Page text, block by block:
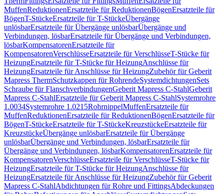
MuffenReduktionenErsatzteile für ReduktionenBögenErsatzteile für
BögenT-StückeErsatzteile für T-StückeÜbergänge
unlösbarErsatzteile für Übergänge unlösbarÜbergänge und
Verbindungen, lösbarErsatzteile für Übergänge und Verbindungen,
lösbarKompensatorenErsatzteile für
KompensatorenVerschlüsseErsatzteile für VerschlüsseT-Stücke für
HeizungErsatzteile für T-Stücke für HeizungAnschlüsse für
HeizungErsatzteile für Anschlüsse für HeizungZubehör für Geberit
Mapress ThermSchutzkappen für RohrendeSystemdichtungenSets
Schraube für FlanschverbindungenGeberit Mapress C-StahlGeberit
Mapress C-StahlErsatzteile für Geberit Mapress C-StahlSystemrohre
1.0034Systemrohre 1.0215RohrnippelMuffenErsatzteile für
MuffenReduktionenErsatzteile für ReduktionenBögenErsatzteile für
BögenT-StückeErsatzteile für T-StückeKreuzstückeErsatzteile für
KreuzstückeÜbergänge unlösbarErsatzteile für Übergänge
unlösbarÜbergänge und Verbindungen, lösbarErsatzteile für
Übergänge und Verbindungen, lösbarKompensatorenErsatzteile für
KompensatorenVerschlüsseErsatzteile für VerschlüsseT-Stücke für
HeizungErsatzteile für T-Stücke für HeizungAnschlüsse für
HeizungErsatzteile für Anschlüsse für HeizungZubehör für Geberit
Mapress C-StahlAbdichtungen für Rohre und FittingsAbdeckungen